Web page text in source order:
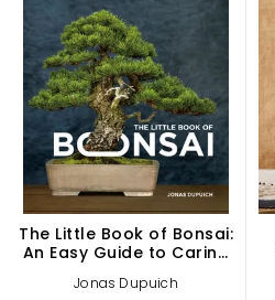
The Little Book of Bonsai:
An Easy Guide to Caring
Jonas Dupuich